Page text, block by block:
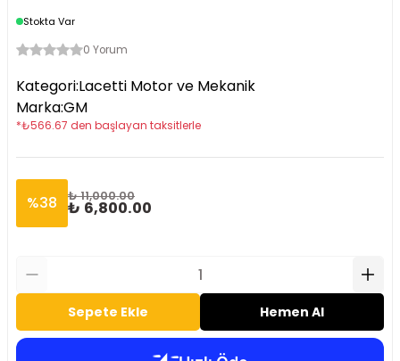
Stokta Var
0 Yorum
Kategori:Lacetti Motor ve Mekanik
Marka:GM
*₺566.67 den başlayan taksitlerle
%38 ₺ 11,000.00
₺ 6,800.00
Sepete Ekle Hemen Al